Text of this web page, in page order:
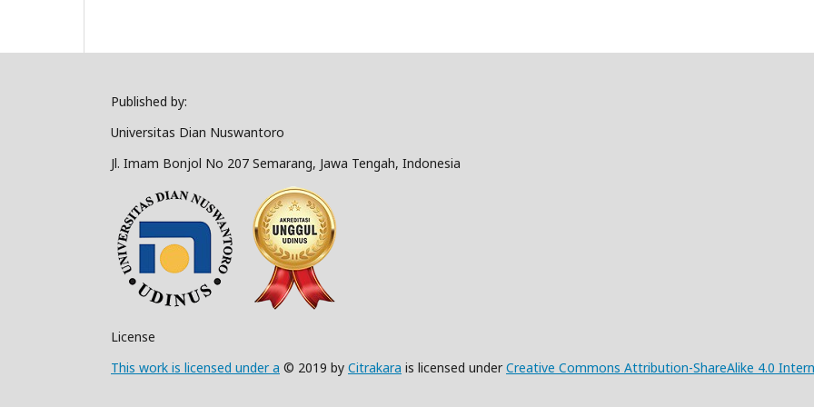
Published by:
Universitas Dian Nuswantoro
Jl. Imam Bonjol No 207 Semarang, Jawa Tengah, Indonesia
License
This work is licensed under a © 2019 by Citrakara is licensed underCreative Commons Attribution-ShareAlike 4.0